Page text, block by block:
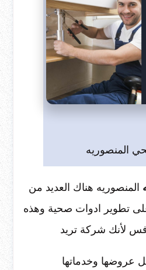
المنصوريه
المنصوريه هناك العديد من
تطوير ادوات صحية وهذه
لأنك شركة تريد
عروضها وخدماتها